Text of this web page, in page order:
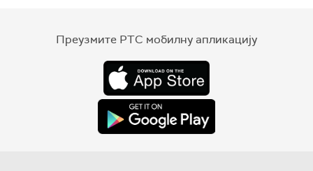
Преузмите РТС мобилну апликацију